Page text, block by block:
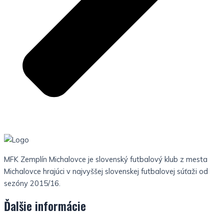
MFK Zemplín Michalovce je slovenský futbalový klub z mesta
Michalovce hrajúci v najvyššej slovenskej futbalovej súťaži od
sezóny 2015/16.
Ďalšie informácie